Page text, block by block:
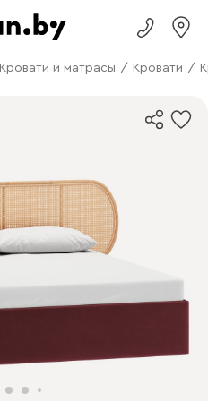
Кровати и матрасы / Кровати /